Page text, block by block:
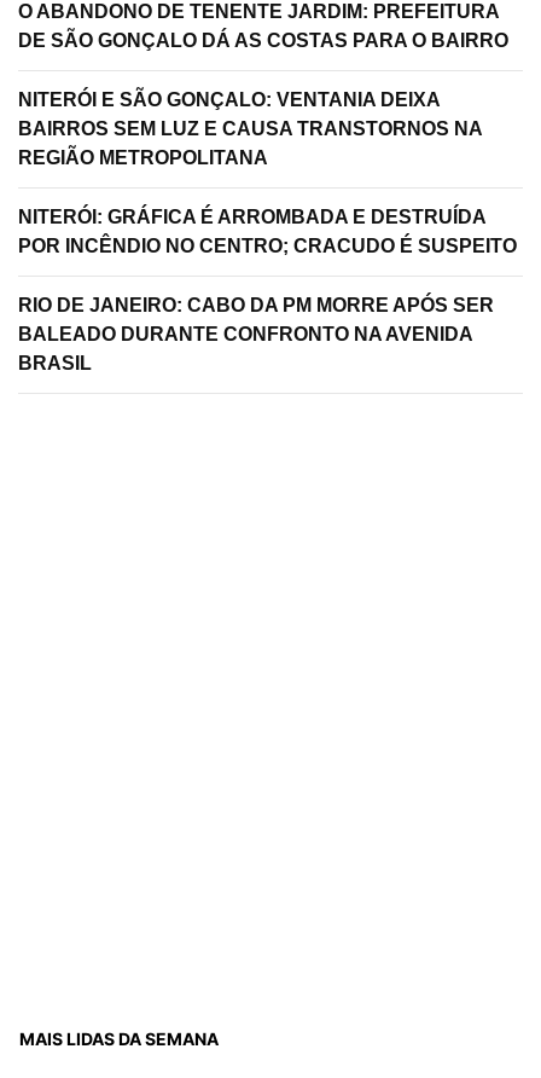
O ABANDONO DE TENENTE JARDIM: PREFEITURA
DE SÃO GONÇALO DÁ AS COSTAS PARA O BAIRRO
NITERÓI E SÃO GONÇALO: VENTANIA DEIXA
BAIRROS SEM LUZ E CAUSA TRANSTORNOS NA
REGIÃO METROPOLITANA
NITERÓI: GRÁFICA É ARROMBADA E DESTRUÍDA
POR INCÊNDIO NO CENTRO; CRACUDO É SUSPEITO
RIO DE JANEIRO: CABO DA PM MORRE APÓS SER
BALEADO DURANTE CONFRONTO NA AVENIDA
BRASIL
MAIS LIDAS DA SEMANA